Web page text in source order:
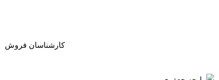
کارشناسان فروش